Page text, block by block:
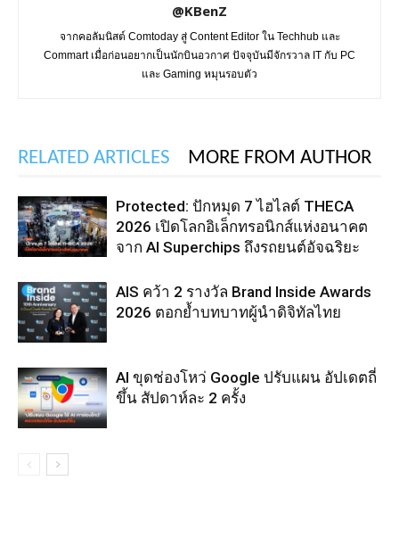
@KBenZ
จากคอลัมนิสต์ Comtoday สู่ Content Editor ใน Techhub และ
Commart เมื่อก่อนอยากเป็นนักบินอวกาศ ปัจจุบันมีจักรวาล IT กับ PC
และ Gaming หมุนรอบตัว
RELATED ARTICLES MORE FROM AUTHOR
Protected: ปักหมุด 7 ไฮไลต์ THECA
2026 เปิดโลกอิเล็กทรอนิกส์แห่งอนาคต
จาก AI Superchips ถึงรถยนต์อัจฉริยะ
AIS คว้า 2 รางวัล Brand Inside Awards
2026 ตอกย้ำบทบาทผู้นำดิจิทัลไทย
AI ขุดช่องโหว่ Google ปรับแผน อัปเดตถี่
ขึ้น สัปดาห์ละ 2 ครั้ง